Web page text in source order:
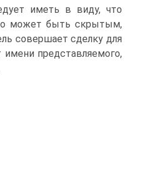
иметь в виду, что
может быть скрытым,
совершает сделку для
имени представляемого,